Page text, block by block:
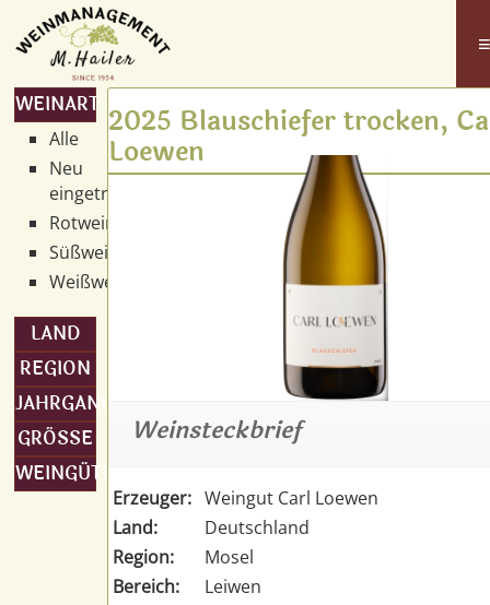
≡
WEINART
Alle
Neu
eingetroffen
Rotwein
Süßwein
Weißwein
LAND
REGION
JAHRGANG
GRÖSSE
WEINGÜTER
2025 Blauschiefer trocken,
Loewen
Weinsteckbrief
Erzeuger: Weingut Carl Loewen
Land:
Deutschland
Region:
Mosel
Bereich:
Leiwen